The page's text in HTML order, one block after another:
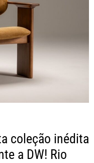
coleção inédita
a DW! Rio